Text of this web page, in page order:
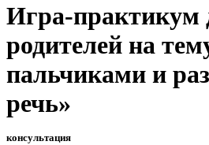
Игра-практикум
родителей на
пальчиками и
речь»
консультация